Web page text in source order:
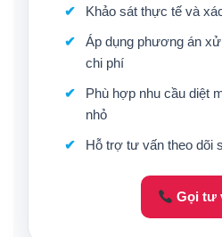
Khảo sát thực tế và
Áp dụng phương án
chi phí
Phù hợp nhu cầu diệt
nhỏ
Hỗ trợ tư vấn theo dõi
Gọi tư